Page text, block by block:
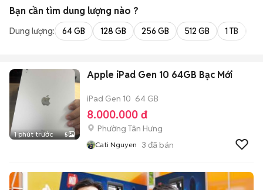
Bạn cần tìm dung lượng nào ?
Dung lượng: 64 GB 128 GB 256 GB 512 GB 1 TB
1 phút trước 5
Apple iPad Gen 10 64GB Bạc Mới
iPad Gen 10 64 GB
8.000.000 đ
Phường Tân Hưng
Cati Nguyen 3 đã bán